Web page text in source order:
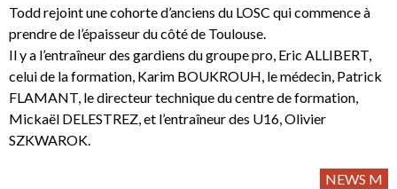
Todd rejoint une cohorte d’anciens du LOSC qui commence à
prendre de l’épaisseur du côté de Toulouse.
Il y a l’entraîneur des gardiens du groupe pro, Eric ALLIBERT,
celui de la formation, Karim BOUKROUH, le médecin, Patrick
FLAMANT, le directeur technique du centre de formation,
Mickaël DELESTREZ, et l’entraîneur des U16, Olivier
SZKWAROK.
NEWS M